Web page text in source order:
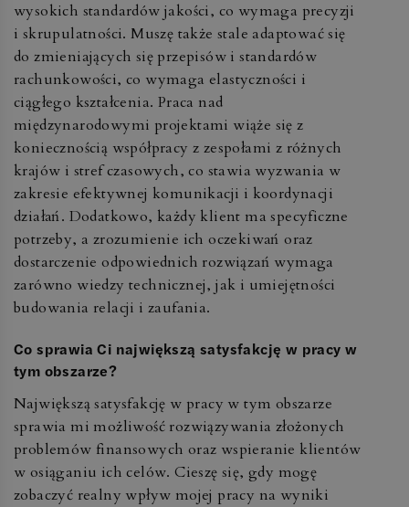
wysokich standardów jakości, co wymaga precyzji
i skrupulatności. Muszę także stale adaptować się
do zmieniających się przepisów i standardów
rachunkowości, co wymaga elastyczności i
ciągłego kształcenia. Praca nad
międzynarodowymi projektami wiąże się z
koniecznością współpracy z zespołami z różnych
krajów i stref czasowych, co stawia wyzwania w
zakresie efektywnej komunikacji i koordynacji
działań. Dodatkowo, każdy klient ma specyficzne
potrzeby, a zrozumienie ich oczekiwań oraz
dostarczenie odpowiednich rozwiązań wymaga
zarówno wiedzy technicznej, jak i umiejętności
budowania relacji i zaufania.
Co sprawia Ci największą satysfakcję w pracy w
tym obszarze?
Największą satysfakcję w pracy w tym obszarze
sprawia mi możliwość rozwiązywania złożonych
problemów finansowych oraz wspieranie klientów
w osiąganiu ich celów. Cieszę się, gdy mogę
zobaczyć realny wpływ mojej pracy na wyniki